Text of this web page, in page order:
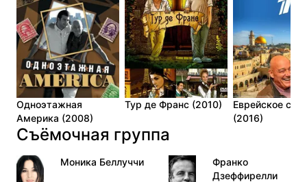
Одноэтажная
Америка (2008)
Тур де Франс (2010)
Еврейское
(2016)
Съёмочная группа
Моника Беллуччи
Франко
Дзеффирелли